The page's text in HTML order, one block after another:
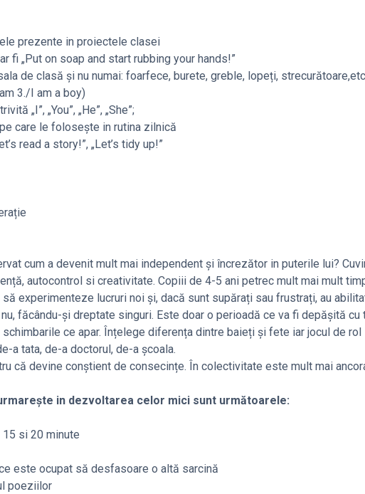
prezente in proiectele clasei
fi „Put on soap and start rubbing your hands!”
de clasă și nu numai: foarfece, burete, greble, lopeți, strecurătoare,etc
3./I am a boy)
„I”, „You”, „He”, „She”;
care le folosește in rutina zilnică
read a story!”, „Let’s tidy up!”
cum a devenit mult mai independent și încrezător in puterile lui?
autocontrol si creativitate. Copiii de 4-5 ani petrec mult mai mult
experimenteze lucruri noi și, dacă sunt supărați sau frustrați, au
făcându-și dreptate singuri. Este doar o perioadă ce va fi depășită cu
ce apar. Înțelege diferența dintre baieți și fete iar jocul de rol
a tata, de-a doctorul, de-a școala.
că devine conștient de consecințe. În colectivitate este mult mai
in dezvoltarea celor mici sunt următoarele:
si 20 minute
este ocupat să desfasoare o altă sarcină
poeziilor